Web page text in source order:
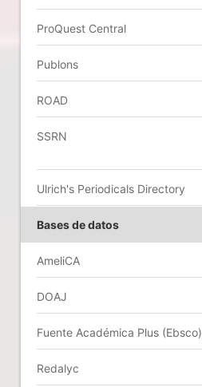
ProQuest Central
Publons
ROAD
SSRN
Ulrich's Periodicals Directory
Bases de datos
AmeliCA
DOAJ
Fuente Académica Plus (Ebsco)
Redalyc